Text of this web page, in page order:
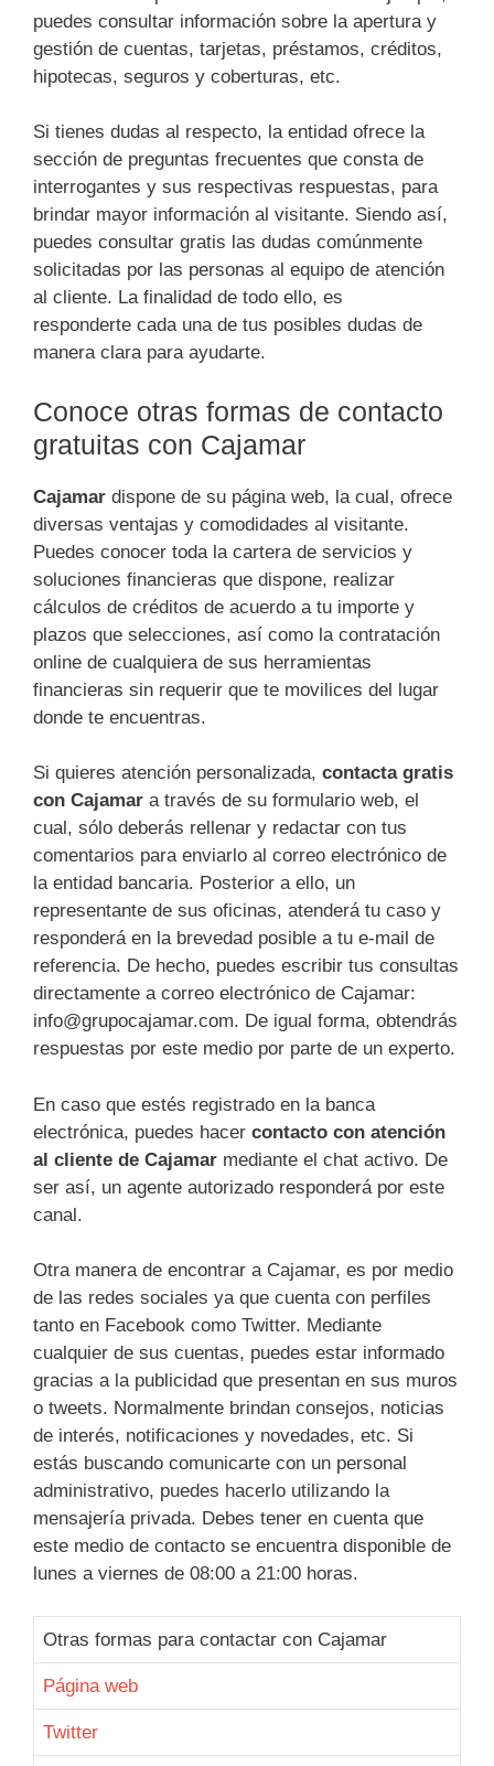
puedes consultar información sobre la apertura y
gestión de cuentas, tarjetas, préstamos, créditos,
hipotecas, seguros y coberturas, etc.
Si tienes dudas al respecto, la entidad ofrece la
sección de preguntas frecuentes que consta de
interrogantes y sus respectivas respuestas, para
brindar mayor información al visitante. Siendo así,
puedes consultar gratis las dudas comúnmente
solicitadas por las personas al equipo de atención
al cliente. La finalidad de todo ello, es
responderte cada una de tus posibles dudas de
manera clara para ayudarte.
Conoce otras formas de contacto
gratuitas con Cajamar
Cajamar dispone de su página web, la cual, ofrece
diversas ventajas y comodidades al visitante.
Puedes conocer toda la cartera de servicios y
soluciones financieras que dispone, realizar
cálculos de créditos de acuerdo a tu importe y
plazos que selecciones, así como la contratación
online de cualquiera de sus herramientas
financieras sin requerir que te movilices del lugar
donde te encuentras.
Si quieres atención personalizada, contacta gratis
con Cajamar a través de su formulario web, el
cual, sólo deberás rellenar y redactar con tus
comentarios para enviarlo al correo electrónico de
la entidad bancaria. Posterior a ello, un
representante de sus oficinas, atenderá tu caso y
responderá en la brevedad posible a tu e-mail de
referencia. De hecho, puedes escribir tus consultas
directamente a correo electrónico de Cajamar:
info@grupocajamar.com. De igual forma, obtendrás
respuestas por este medio por parte de un experto.
En caso que estés registrado en la banca
electrónica, puedes hacer contacto con atención
al cliente de Cajamar mediante el chat activo. De
ser así, un agente autorizado responderá por este
canal.
Otra manera de encontrar a Cajamar, es por medio
de las redes sociales ya que cuenta con perfiles
tanto en Facebook como Twitter. Mediante
cualquier de sus cuentas, puedes estar informado
gracias a la publicidad que presentan en sus muros
o tweets. Normalmente brindan consejos, noticias
de interés, notificaciones y novedades, etc. Si
estás buscando comunicarte con un personal
administrativo, puedes hacerlo utilizando la
mensajería privada. Debes tener en cuenta que
este medio de contacto se encuentra disponible de
lunes a viernes de 08:00 a 21:00 horas.
Otras formas para contactar con Cajamar
Página web
Twitter